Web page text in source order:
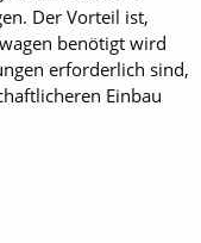
Der Vorteil ist,
benötigt wird
erforderlich sind,
Einbau